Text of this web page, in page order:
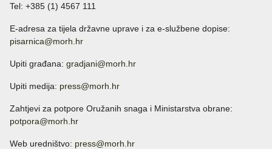
Tel: +385 (1) 4567 111
E-adresa za tijela državne uprave i za e-službene dopise:
pisarnica@morh.hr
Upiti građana: gradjani@morh.hr
Upiti medija: press@morh.hr
Zahtjevi za potpore Oružanih snaga i Ministarstva obrane:
potpora@morh.hr
Web uredništvo: press@morh.hr